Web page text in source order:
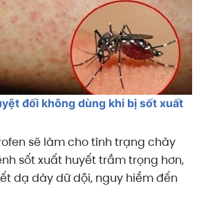
đối không dùng khi bị sốt xuất
sẽ làm cho tình trạng chảy
sốt xuất huyết trầm trọng hơn,
dạ dày dữ dội, nguy hiểm đến